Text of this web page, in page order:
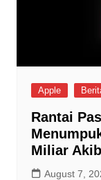
Apple
Rantai
Miliar
August 7,